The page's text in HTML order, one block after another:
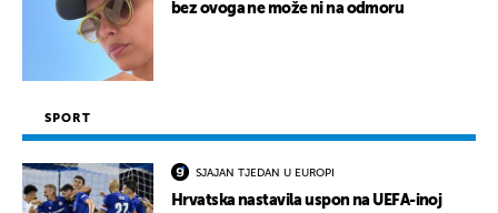
bez ovoga ne može ni na odmoru
SPORT
SJAJAN TJEDAN U EUROPI
Hrvatska nastavila uspon na UEFA-inoj